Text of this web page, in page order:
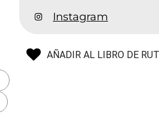
Instagram
AÑADIR AL LIBRO DE